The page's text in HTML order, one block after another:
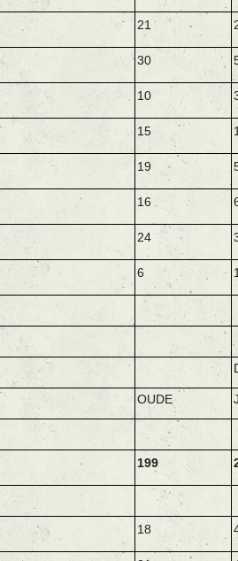
21
30
10
15
19
16
24
6
OUDE
199
18